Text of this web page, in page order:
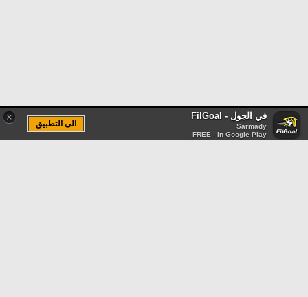
× في الجول - FilGoal
Sarmady
FREE - In Google Play
الى التطبيق